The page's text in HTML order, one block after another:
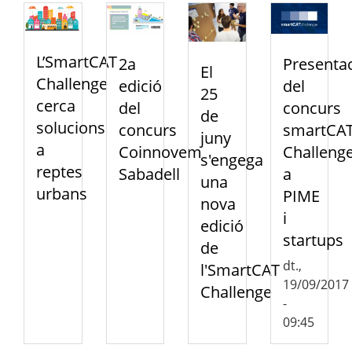
L’SmartCAT
Challenge
cerca
solucions
a
reptes
urbans
2a
edició
del
concurs
Coinnovem
Sabadell
El
25
de
juny
s'engega
una
nova
edició
de
l'SmartCAT
Challenge
del
concurs
a
PIME
i
startups
dt.,
19/09/2017
-
09:45